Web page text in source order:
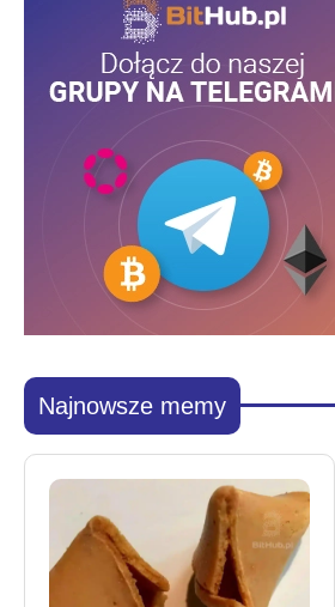
Najnowsze memy